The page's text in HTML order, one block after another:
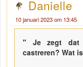
Danielle
10 januari 2023 om 13:45
" Je zegt dat
castreren? Wat